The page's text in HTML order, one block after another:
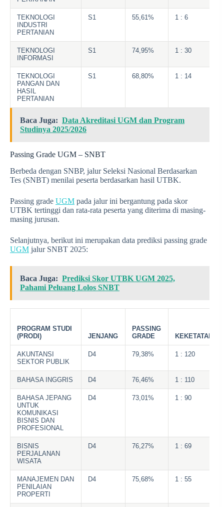
TEKNOLOGI
INDUSTRI
PERTANIAN
S1 55,61% 1 : 6
TEKNOLOGI
INFORMASI
S1 74,95% 1 : 30
TEKNOLOGI
PANGAN DAN
HASIL
PERTANIAN
S1 68,80% 1 : 14
Baca Juga: Data Akreditasi UGM dan Program
Studinya 2025/2026
Passing Grade UGM – SNBT
Berbeda dengan SNBP, jalur Seleksi Nasional Berdasarkan
Tes (SNBT) menilai peserta berdasarkan hasil UTBK.
Passing grade UGM pada jalur ini bergantung pada skor
UTBK tertinggi dan rata-rata peserta yang diterima di masing-
masing jurusan.
Selanjutnya, berikut ini merupakan data prediksi passing grade
UGM jalur SNBT 2025:
Baca Juga: Prediksi Skor UTBK UGM 2025,
Pahami Peluang Lolos SNBT
PROGRAM STUDI
(PRODI)
JENJANG
PASSING
GRADE
KEKETATAN
AKUNTANSI
SEKTOR PUBLIK
D4 79,38% 1 : 120
BAHASA INGGRIS D4 76,46% 1 : 110
BAHASA JEPANG
UNTUK
KOMUNIKASI
BISNIS DAN
PROFESIONAL
D4 73,01% 1 : 90
BISNIS
PERJALANAN
WISATA
D4 76,27% 1 : 69
MANAJEMEN DAN
PENILAIAN
PROPERTI
D4 75,68% 1 : 55